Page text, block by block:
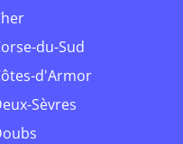
Cher
Corse-du-Sud
Côtes-d'Armor
Deux-Sèvres
Doubs